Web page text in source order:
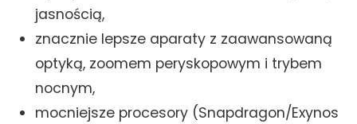
jasnością,
znacznie lepsze aparaty z zaawansowaną
optyką, zoomem peryskopowym i trybem
nocnym,
mocniejsze procesory (Snapdragon/Exynos